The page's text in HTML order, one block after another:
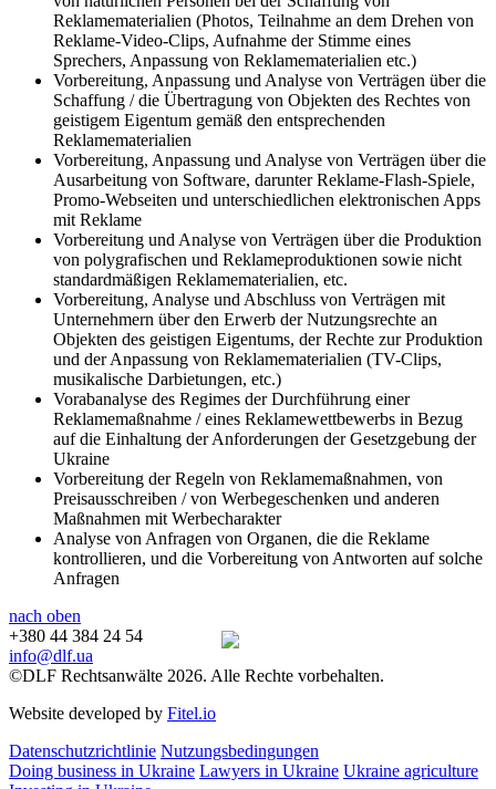
Reklamematerialien (Photos, Teilnahme an dem Drehen von
Reklame-Video-Clips, Aufnahme der Stimme eines
Sprechers, Anpassung von Reklamematerialien etc.)
Vorbereitung, Anpassung und Analyse von Verträgen über die
Schaffung / die Übertragung von Objekten des Rechtes von
geistigem Eigentum gemäß den entsprechenden
Reklamematerialien
Vorbereitung, Anpassung und Analyse von Verträgen über die
Ausarbeitung von Software, darunter Reklame-Flash-Spiele,
Promo-Webseiten und unterschiedlichen elektronischen Apps
mit Reklame
Vorbereitung und Analyse von Verträgen über die Produktion
von polygrafischen und Reklameproduktionen sowie nicht
standardmäßigen Reklamematerialien, etc.
Vorbereitung, Analyse und Abschluss von Verträgen mit
Unternehmern über den Erwerb der Nutzungsrechte an
Objekten des geistigen Eigentums, der Rechte zur Produktion
und der Anpassung von Reklamematerialien (TV-Clips,
musikalische Darbietungen, etc.)
Vorabanalyse des Regimes der Durchführung einer
Reklamemaßnahme / eines Reklamewettbewerbs in Bezug
auf die Einhaltung der Anforderungen der Gesetzgebung der
Ukraine
Vorbereitung der Regeln von Reklamemaßnahmen, von
Preisausschreiben / von Werbegeschenken und anderen
Maßnahmen mit Werbecharakter
Analyse von Anfragen von Organen, die die Reklame
kontrollieren, und die Vorbereitung von Antworten auf solche
Anfragen
nach oben
+380 44 384 24 54
info@dlf.ua
©DLF Rechtsanwälte 2026. Alle Rechte vorbehalten.
Website developed by Fitel.io
Datenschutzrichtlinie Nutzungsbedingungen
Doing business in Ukraine Lawyers in Ukraine Ukraine agriculture